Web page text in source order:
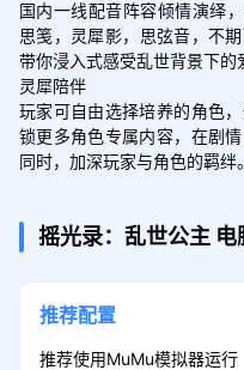
国内一线配音阵容倾情演绎
思笺，灵犀影，思弦音，不
带你浸入式感受乱世背景下的
灵犀陪伴
玩家可自由选择培养的角色
锁更多角色专属内容，在剧
同时，加深玩家与角色的羁绊。
摇光录：乱世公主 电
推荐配置
推荐使用MuMu模拟器运行